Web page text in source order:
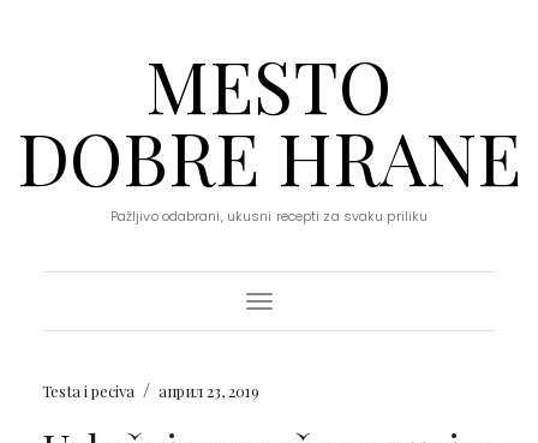
MESTO
DOBRE HRANE
Pažljivo odabrani, ukusni recepti za svaku priliku
Toggle Navigation
Testa i peciva / април 23, 2019